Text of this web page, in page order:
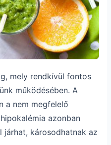
mely rendkívül fontos
működésében. A
a nem megfelelő
azonban
járhat, károsodhatnak az